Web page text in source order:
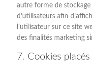
autre forme de
d’utilisateurs afin
l’utilisateur sur ce site
des finalités marketing
7. Cookies placés